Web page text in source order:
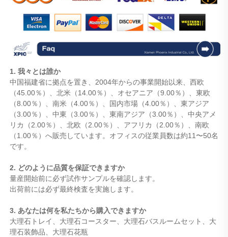
1. 我々とは誰か
中国福建省に拠点を置き、2004年からの事業開始以来、西欧
（45.00％）、北米（14.00％）、オセアニア（9.00％）、東欧
（8.00％）、南米（4.00％）、国内市場（4.00％）、東アジア
（3.00％）、中東（3.00％）、東南アジア（3.00％）、中央アメ
リカ（2.00％）、北欧（2.00％）、アフリカ（2.00％）、南欧
（1.00％）へ販売しています。オフィスの従業員数は約11〜50名
です。
2. どのように品質を保証できますか
量産開始前に必ず試作サンプルを確認します。
出荷前には必ず最終検査を実施します。
3. あなたは何を私たちから購入できますか
大理石トレイ、大理石コースター、大理石バスルームセット、大
理石装飾品、大理石花瓶